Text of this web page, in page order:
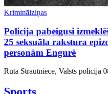
Kriminālziņas
Policija pabeigusi
25 seksuāla rakstura
personām Engurē
Rūta Strautniece, Valsts policija